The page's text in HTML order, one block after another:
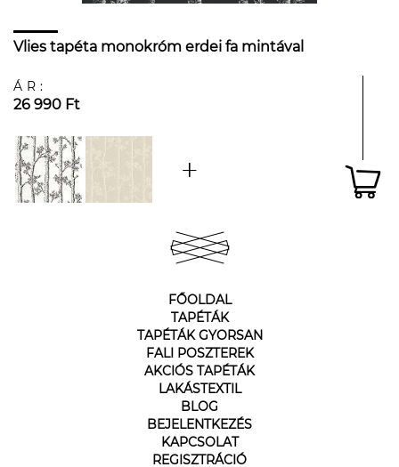
Vlies tapéta monokróm erdei fa mintával
ÁR:
26 990 Ft
FŐOLDAL
TAPÉTÁK
TAPÉTÁK GYORSAN
FALI POSZTEREK
AKCIÓS TAPÉTÁK
LAKÁSTEXTIL
BLOG
BEJELENTKEZÉS
KAPCSOLAT
REGISZTRÁCIÓ